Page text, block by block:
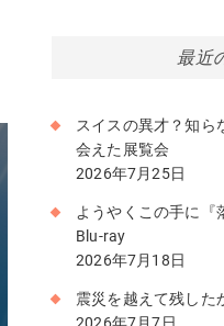
最近
スイスの異才？知ら
会えた展覧会
2026年7月25日
ようやくこの手に『
Blu-ray
2026年7月18日
震災を越えて残した